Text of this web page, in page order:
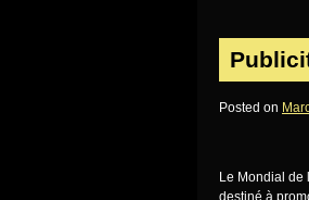
Posted on
Le Mondial de
destiné à